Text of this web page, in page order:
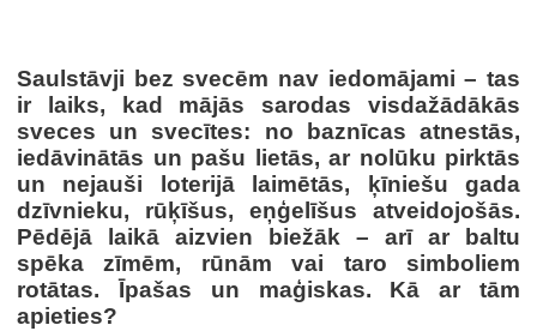
Saulstāvji bez svecēm nav iedomājami – tas
ir laiks, kad mājās sarodas visdažādākās
sveces un svecītes: no baznīcas atnestās,
iedāvinātās un pašu lietās, ar nolūku pirktās
un nejauši loterijā laimētās, ķīniešu gada
dzīvnieku, rūķīšus, eņģelīšus atveidojošās.
Pēdējā laikā aizvien biežāk – arī ar baltu
spēka zīmēm, rūnām vai taro simboliem
rotātas. Īpašas un maģiskas. Kā ar tām
apieties?